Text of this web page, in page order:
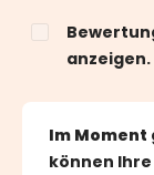
anzeigen.
Im Moment
können